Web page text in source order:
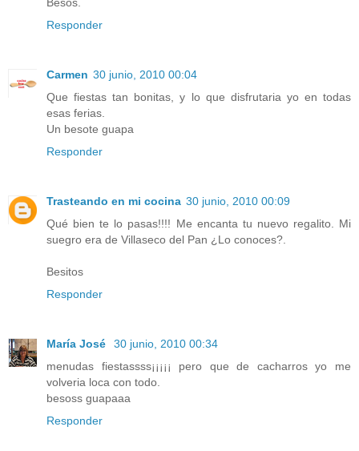
Besos.
Responder
Carmen 30 junio, 2010 00:04
Que fiestas tan bonitas, y lo que disfrutaria yo en todas
esas ferias.
Un besote guapa
Responder
Trasteando en mi cocina 30 junio, 2010 00:09
Qué bien te lo pasas!!!! Me encanta tu nuevo regalito. Mi
suegro era de Villaseco del Pan ¿Lo conoces?.
Besitos
Responder
María José
30 junio, 2010 00:34
menudas fiestassss¡¡¡¡¡ pero que de cacharros yo me
volveria loca con todo.
besoss guapaaa
Responder